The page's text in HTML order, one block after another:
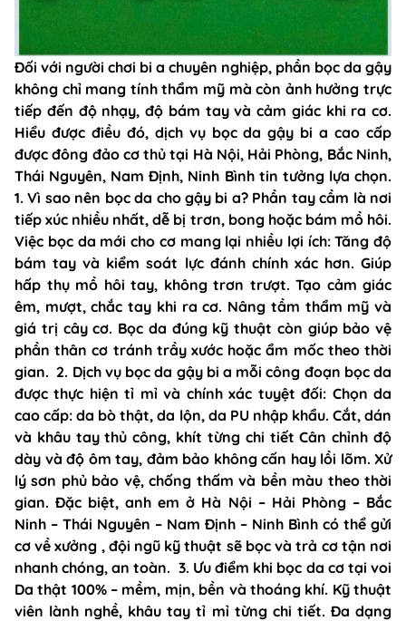
Đối với người chơi bi a chuyên nghiệp, phần bọc da gậy
không chỉ mang tính thẩm mỹ mà còn ảnh hưởng trực
tiếp đến độ nhạy, độ bám tay và cảm giác khi ra cơ.
Hiểu được điều đó, dịch vụ bọc da gậy bi a cao cấp
được đông đảo cơ thủ tại Hà Nội, Hải Phòng, Bắc Ninh,
Thái Nguyên, Nam Định, Ninh Bình tin tưởng lựa chọn.
1. Vì sao nên bọc da cho gậy bi a? Phần tay cầm là nơi
tiếp xúc nhiều nhất, dễ bị trơn, bong hoặc bám mồ hôi.
Việc bọc da mới cho cơ mang lại nhiều lợi ích: Tăng độ
bám tay và kiểm soát lực đánh chính xác hơn. Giúp
hấp thụ mồ hôi tay, không trơn trượt. Tạo cảm giác
êm, mượt, chắc tay khi ra cơ. Nâng tầm thẩm mỹ và
giá trị cây cơ. Bọc da đúng kỹ thuật còn giúp bảo vệ
phần thân cơ tránh trầy xước hoặc ẩm mốc theo thời
gian. 2. Dịch vụ bọc da gậy bi a mỗi công đoạn bọc da
được thực hiện tỉ mỉ và chính xác tuyệt đối: Chọn da
cao cấp: da bò thật, da lộn, da PU nhập khẩu. Cắt, dán
và khâu tay thủ công, khít từng chi tiết Cân chỉnh độ
dày và độ ôm tay, đảm bảo không cấn hay lồi lõm. Xử
lý sơn phủ bảo vệ, chống thấm và bền màu theo thời
gian. Đặc biệt, anh em ở Hà Nội – Hải Phòng – Bắc
Ninh – Thái Nguyên – Nam Định – Ninh Bình có thể gửi
cơ về xưởng , đội ngũ kỹ thuật sẽ bọc và trả cơ tận nơi
nhanh chóng, an toàn. 3. Ưu điểm khi bọc da cơ tại voi
Da thật 100% – mềm, mịn, bền và thoáng khí. Kỹ thuật
viên lành nghề, khâu tay tỉ mỉ từng chi tiết. Đa dạng